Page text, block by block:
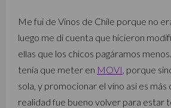
Me fui de Vinos de Chile porque no
luego me di cuenta que hicieron
ellas que los chicos pagáramos
tenía que meter en MOVI , porque
sola, y promocionar el vino así es más
realidad fue bueno volver para estar